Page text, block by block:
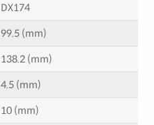
DX174
99.5 (mm)
138.2 (mm)
4.5 (mm)
10 (mm)